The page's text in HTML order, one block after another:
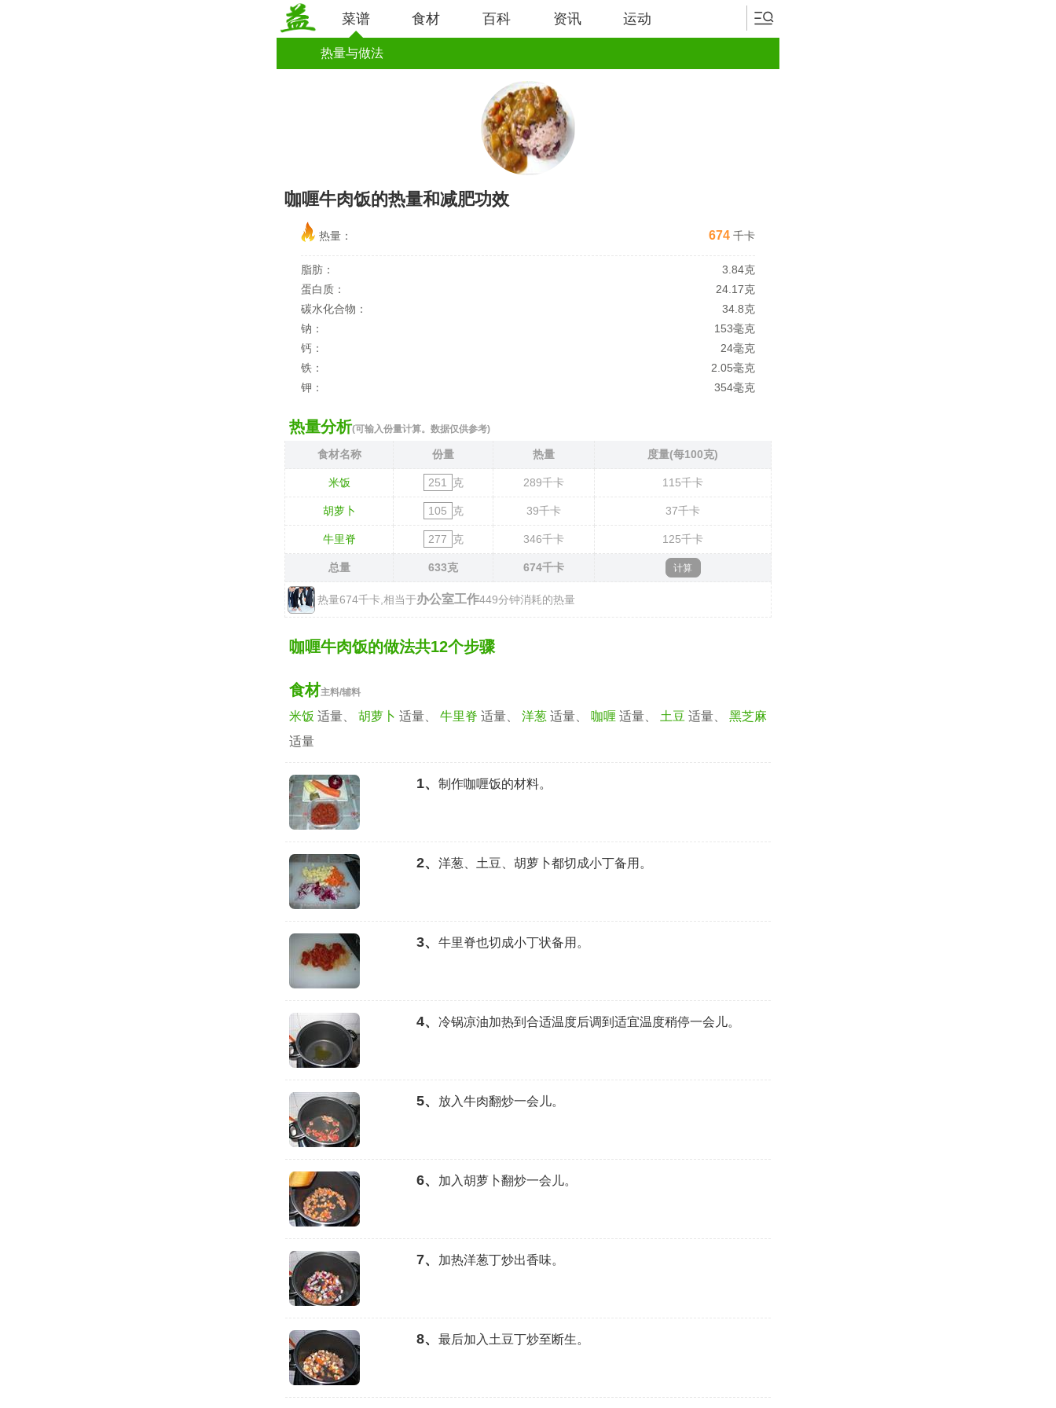
菜谱 食材 百科 资讯 运动
热量与做法
咖喱牛肉饭的热量和减肥功效
热量： 674千卡
脂肪：
3.84克
蛋白质：
24.17克
碳水化合物：
34.8克
钠：
153毫克
钙：
24毫克
铁：
2.05毫克
钾：
354毫克
热量分析(可输入份量计算。数据仅供参考)
食材名称 份量 热量 度量(每100克)
米饭 克 289千卡 115千卡
胡萝卜 克 39千卡 37千卡
牛里脊 克 346千卡 125千卡
总量 633克 674千卡
热量674千卡,相当于办公室工作449分钟消耗的热量
咖喱牛肉饭的做法共12个步骤
食材主料/辅料
米饭 适量、 胡萝卜 适量、 牛里脊 适量、 洋葱 适量、 咖喱 适量、 土豆 适量、 黑芝麻
适量
1、 制作咖喱饭的材料。
2、 洋葱、土豆、胡萝卜都切成小丁备用。
3、 牛里脊也切成小丁状备用。
4、 冷锅凉油加热到合适温度后调到适宜温度稍停一会儿。
5、 放入牛肉翻炒一会儿。
6、 加入胡萝卜翻炒一会儿。
7、 加热洋葱丁炒出香味。
8、 最后加入土豆丁炒至断生。